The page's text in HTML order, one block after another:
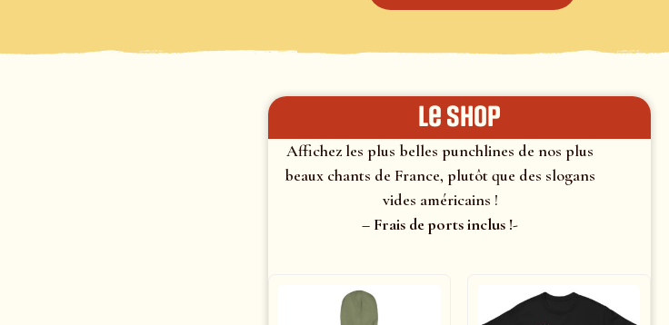
le shop
Affichez les plus belles punchlines de nos plus
beaux chants de France, plutôt que des slogans
vides américains !
– Frais de ports inclus !-